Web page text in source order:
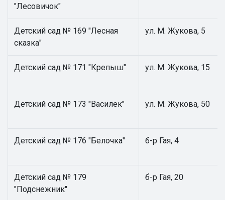
"Лесовичок"
Детский сад № 169 "Лесная
сказка"
ул. М. Жукова, 5
Детский сад № 171 "Крепыш" ул. М. Жукова, 15
Детский сад № 173 "Василек" ул. М. Жукова, 50
Детский сад № 176 "Белочка" б-р Гая, 4
Детский сад № 179
"Подснежник"
б-р Гая, 20